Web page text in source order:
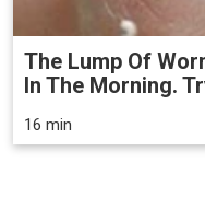
The Lump Of
In The Morning.
16 min